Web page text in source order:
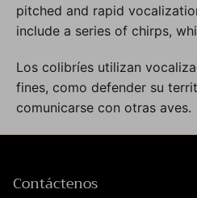
pitched and rapid
include a series of chirps,
Los colibríes utilizan
fines, como defender su
comunicarse con otras aves.
Contáctenos